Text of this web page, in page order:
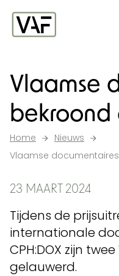
Ga verder naar de
Vlaamse
bekroond
Home
Nieuws
Vlaamse documentaires
23 MAART 2024
Tijdens de
internationale
CPH:DOX zijn
gelauwerd.